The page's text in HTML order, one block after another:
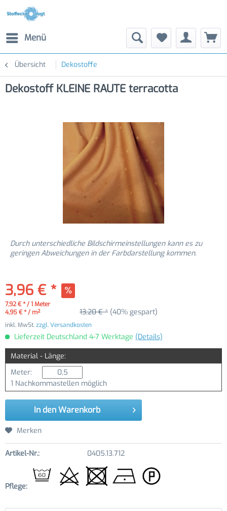
Menü
Übersicht Dekostoffe
Dekostoff KLEINE RAUTE terracotta
Durch unterschiedliche Bildschirmeinstellungen kann es zu
geringen Abweichungen in der Farbdarstellung kommen.
3,96 € *
7,92 € * / 1 Meter
4,95 € * / m²
13,20 € * (40% gespart)
inkl. MwSt.zzgl. Versandkosten
Lieferzeit Deutschland 4-7 Werktage (Details)
Material - Länge:
Meter:
1 Nachkommastellen möglich
In den Warenkorb
Merken
Artikel-Nr.: 0405.13.712
Pflege: